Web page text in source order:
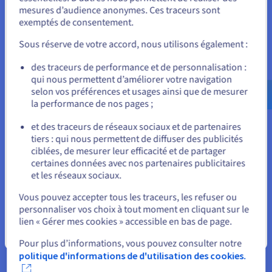
Nos solutions de continuité d'activité
Des valeurs partagées pour un Open Trusted Cloud
Avec le programme Open Trusted Cloud, les signataires
coconstruisent un écosystème de solutions SaaS et PaaS
Pour commander, rendez-vous sur le site de votre pays (États-
Allez sur le site États-Unis
us.ovhcloud.com/
Anglais USD - $
ou
Rester sur le site actuel
Sélectionner un autre site web
mesures d’audience anonymes. Ces traceurs sont
exemptés de consentement.
Sous réserve de votre accord, nous utilisons également :
des traceurs de performance et de personnalisation :
qui nous permettent d’améliorer votre navigation
selon vos préférences et usages ainsi que de mesurer
la performance de nos pages ;
et des traceurs de réseaux sociaux et de partenaires
tiers : qui nous permettent de diffuser des publicités
ciblées, de mesurer leur efficacité et de partager
certaines données avec nos partenaires publicitaires
et les réseaux sociaux.
Vous pouvez accepter tous les traceurs, les refuser ou
personnaliser vos choix à tout moment en cliquant sur le
lien « Gérer mes cookies » accessible en bas de page.
Pour plus d’informations, vous pouvez consulter notre
politique d'informations de d'utilisation des cookies.